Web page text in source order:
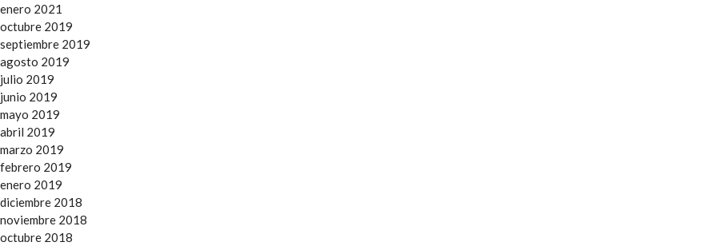
enero 2021
octubre 2019
septiembre 2019
agosto 2019
julio 2019
junio 2019
mayo 2019
abril 2019
marzo 2019
febrero 2019
enero 2019
diciembre 2018
noviembre 2018
octubre 2018